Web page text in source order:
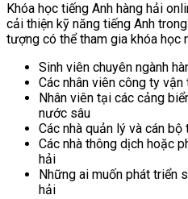
Khóa học tiếng Anh hàng hải
cải thiện kỹ năng tiếng Anh
tượng có thể tham gia khóa học
Sinh viên chuyên ngành
Các nhân viên công ty
Nhân viên tại các cảng
nước sâu
Các nhà quản lý và cán bộ
Các nhà thông dịch hoặc
hải
Những ai muốn phát triển
hải